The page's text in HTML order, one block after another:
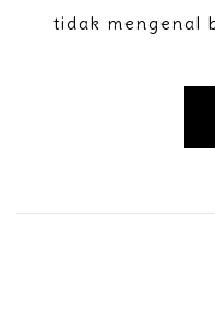
tidak mengenal